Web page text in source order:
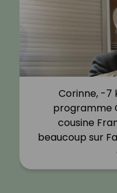
Corinne, -7
programme
cousine
beaucoup sur